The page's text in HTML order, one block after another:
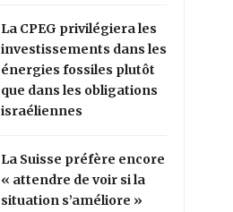
La CPEG privilégiera les
investissements dans les
énergies fossiles plutôt
que dans les obligations
israéliennes
La Suisse préfère encore
« attendre de voir si la
situation s’améliore »